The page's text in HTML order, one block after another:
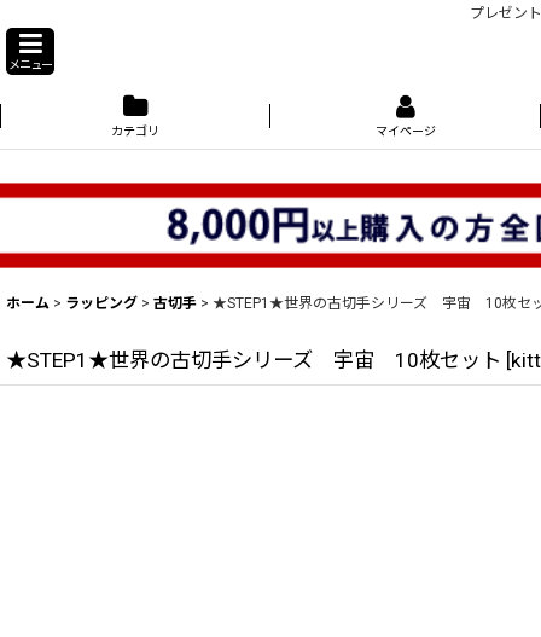
プレゼン
メニュー
カテゴリ マイページ
ホーム > ラッピング > 古切手 > ★STEP1★世界の古切手シリーズ 宇宙 10枚セ
★STEP1★世界の古切手シリーズ 宇宙 10枚セット [